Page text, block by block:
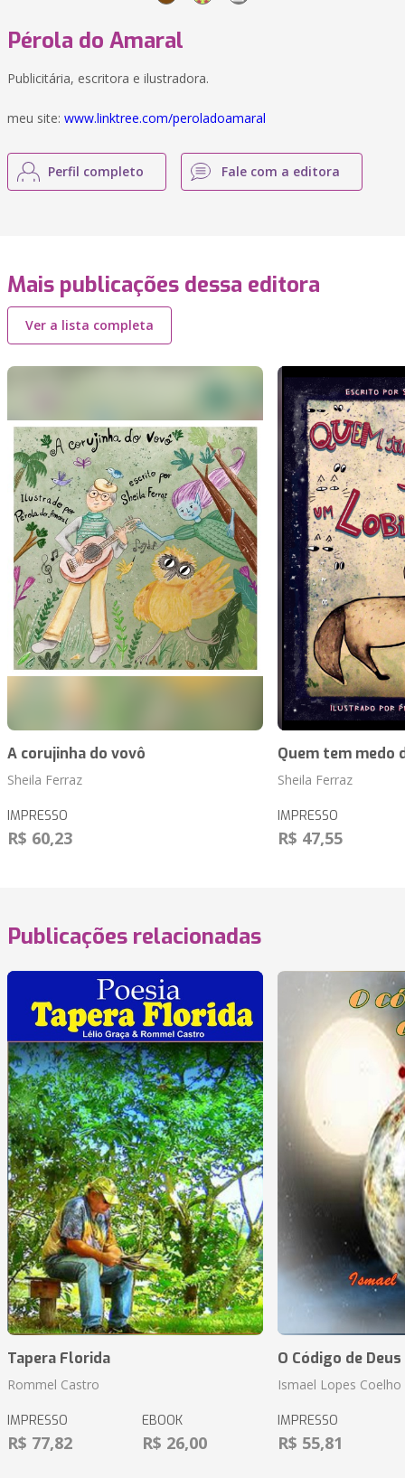
Pérola do Amaral
Publicitária, escritora e ilustradora.
meu site: www.linktree.com/peroladoamaral
Perfil completo Fale com a editora
Mais publicações dessa editora
Ver a lista completa
A corujinha do vovô
Sheila Ferraz
IMPRESSO
R$ 60,23
Quem tem medo
Sheila Ferraz
IMPRESSO
R$ 47,55
Publicações relacionadas
Tapera Florida
Rommel Castro
IMPRESSO
R$ 77,82
EBOOK
R$ 26,00
O Código de Deus
Ismael Lopes Coelho
IMPRESSO
R$ 55,81